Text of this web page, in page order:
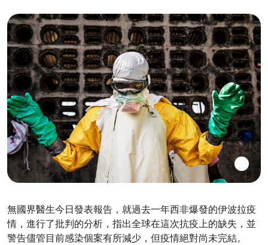
無國界醫生今日發表報告，就過去一年西非爆發的伊波拉疫
情，進行了批判的分析，指出全球在這次抗疫上的缺失，並
警告儘管目前感染個案有所減少，但疫情絕對尚未完結。